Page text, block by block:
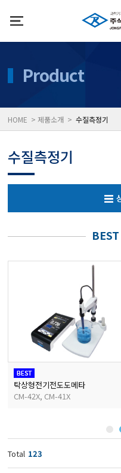
Product
HOME > 제품소개 >수질측정기
수질측정기
BEST
탁상형전기전도도메타
CM-42X, CM-41X
Total 123